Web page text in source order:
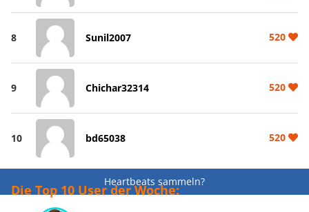
8 Sunil2007 520
9 Chichar32314 520
10 bd65038 520
Heartbeats sammeln?
Die Top 10 User der Woche: